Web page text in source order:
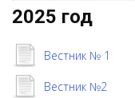
2025 год
Вестник № 1
Вестник №2